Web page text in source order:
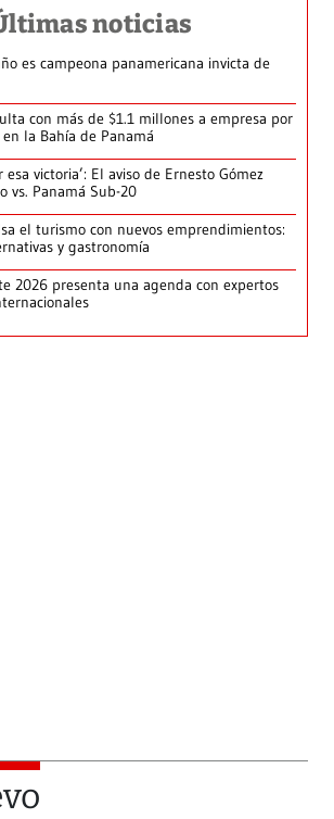
noticias
es campeona panamericana invicta de
con más de $1.1 millones a empresa por
la Bahía de Panamá
esa victoria’: El aviso de Ernesto Gómez
vs. Panamá Sub-20
el turismo con nuevos emprendimientos:
y gastronomía
2026 presenta una agenda con expertos